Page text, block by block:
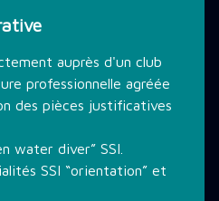
auprès d'un club
professionnelle agréée
des pièces justificatives
water diver” SSI.
SSI “orientation” et